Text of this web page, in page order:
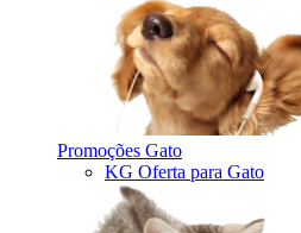
Promoções Gato
KG Oferta para Gato